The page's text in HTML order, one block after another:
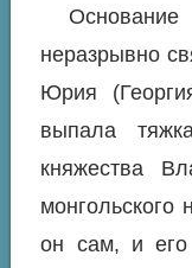
неразрывно
Юрия
выпала
княжества
монгольского
он сам, и